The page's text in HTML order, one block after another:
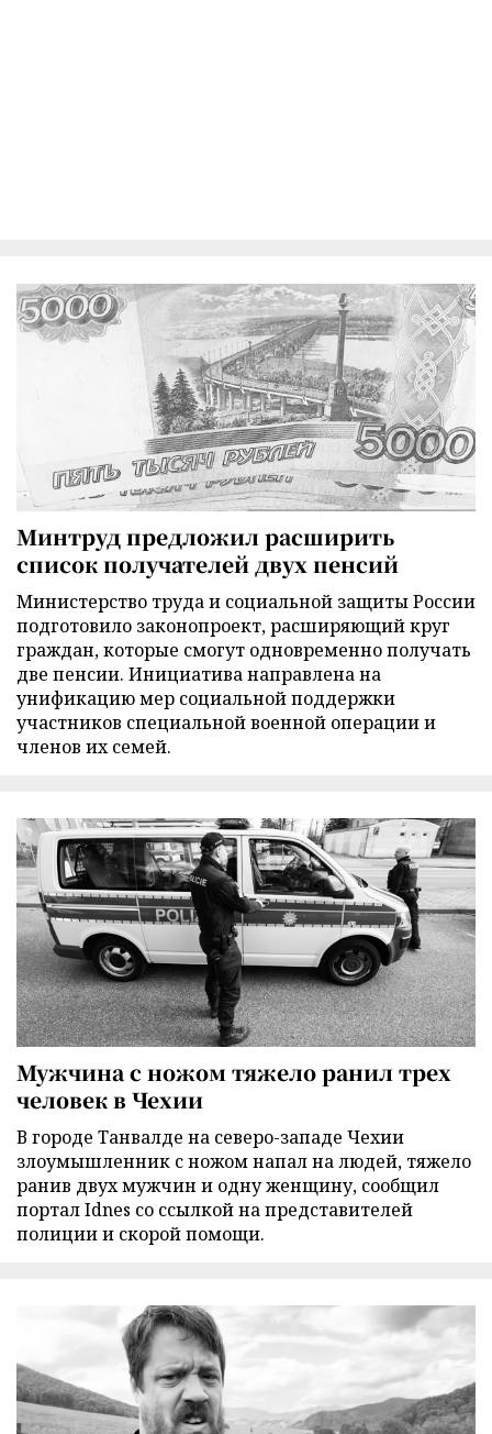
Минтруд предложил расширить
список получателей двух пенсий
Министерство труда и социальной защиты России
подготовило законопроект, расширяющий круг
граждан, которые смогут одновременно получать
две пенсии. Инициатива направлена на
унификацию мер социальной поддержки
участников специальной военной операции и
членов их семей.
Мужчина с ножом тяжело ранил трех
человек в Чехии
В городе Танвалде на северо-западе Чехии
злоумышленник с ножом напал на людей, тяжело
ранив двух мужчин и одну женщину, сообщил
портал Idnes со ссылкой на представителей
полиции и скорой помощи.